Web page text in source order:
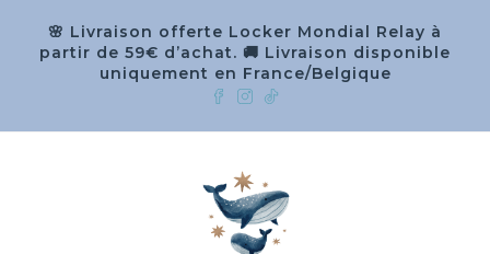
🌸 Livraison offerte Locker Mondial Relay à
partir de 59€ d’achat. 🚚 Livraison disponible
uniquement en France/Belgique